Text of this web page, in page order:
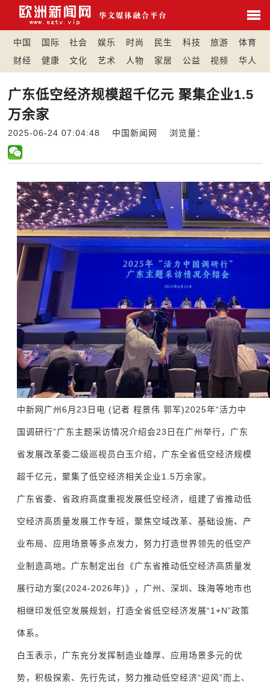
中国 国际 社会 娱乐 时尚 民生 科技 旅游
体育
财经
健康 文化 艺术 人物 家居 公益 视频 华人
广东低空经济规模超千亿元 聚集企业1.5
万余家
2025-06-24 07:04:48 中国新闻网 浏览量：
中新网广州6月23日电 (记者 程景伟 郭军)2025年“活力中
国调研行”广东主题采访情况介绍会23日在广州举行，广东
省发展改革委二级巡视员白玉介绍，广东全省低空经济规模
超千亿元，聚集了低空经济相关企业1.5万余家。
广东省委、省政府高度重视发展低空经济，组建了省推动低
空经济高质量发展工作专班，聚焦空域改革、基础设施、产
业布局、应用场景等多点发力，努力打造世界领先的低空产
业制造高地。广东制定出台《广东省推动低空经济高质量发
展行动方案(2024-2026年)》，广州、深圳、珠海等地市也
相继印发低空发展规划，打造全省低空经济发展“1+N”政策
体系。
白玉表示，广东充分发挥制造业雄厚、应用场景多元的优
势，积极探索、先行先试，努力推动低空经济“迎风”而上、